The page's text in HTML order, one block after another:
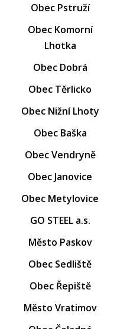
Obec Pstruží
Obec Komorní
Lhotka
Obec Dobrá
Obec Těrlicko
Obec Nižní Lhoty
Obec Baška
Obec Vendryně
Obec Janovice
Obec Metylovice
GO STEEL a.s.
Město Paskov
Obec Sedliště
Obec Řepiště
Město Vratimov